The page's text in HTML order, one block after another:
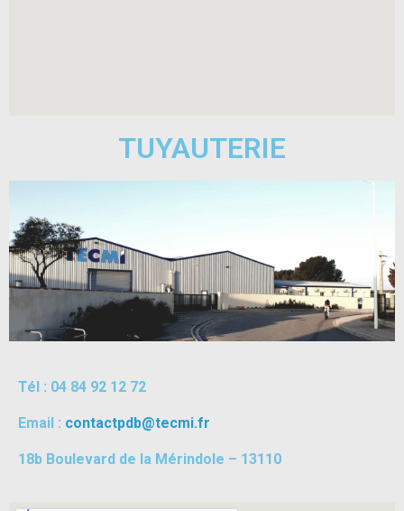
TUYAUTERIE
Tél : 04 84 92 12 72
Email : contactpdb@tecmi.fr
18b Boulevard de la Mérindole – 13110